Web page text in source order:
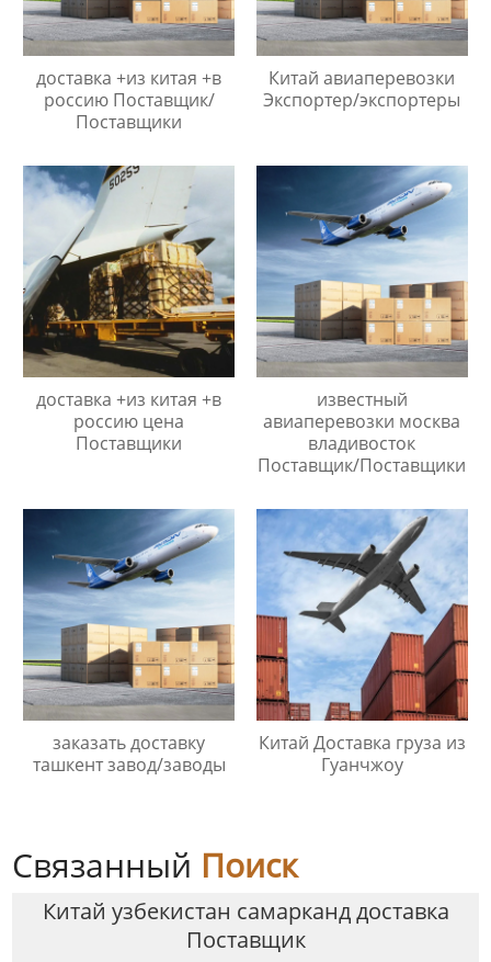
доставка +из китая +в
россию Поставщик/
Поставщики
Китай авиаперевозки
Экспортер/экспортеры
доставка +из китая +в
россию цена
Поставщики
известный
авиаперевозки москва
владивосток
Поставщик/Поставщики
заказать доставку
ташкент завод/заводы
Китай Доставка груза из
Гуанчжоу
Связанный Поиск
Китай узбекистан самарканд доставка
Поставщик